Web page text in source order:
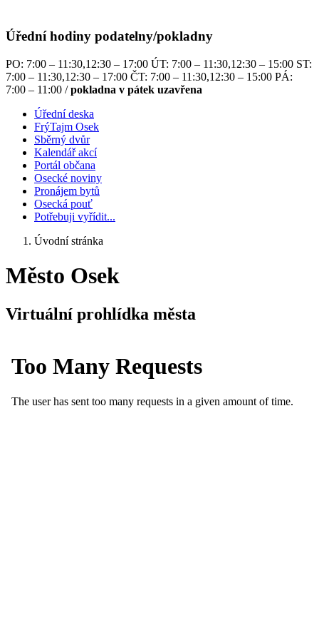
Úřední hodiny podatelny/pokladny
PO: 7:00 – 11:30,12:30 – 17:00 ÚT: 7:00 – 11:30,12:30 – 15:00 ST:
7:00 – 11:30,12:30 – 17:00 ČT: 7:00 – 11:30,12:30 – 15:00 PÁ:
7:00 – 11:00 /pokladna v pátek uzavřena
Úřední deska
FrýTajm Osek
Sběrný dvůr
Kalendář akcí
Portál občana
Osecké noviny
Pronájem bytů
Osecká pouť
Potřebuji vyřídit...
Úvodní stránka
Město Osek
Virtuální prohlídka města